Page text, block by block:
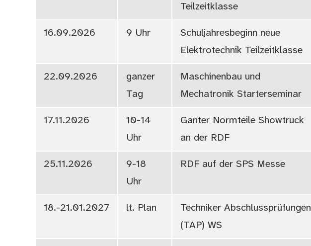
Teilzeitklasse
16.09.2026 9 Uhr
Schuljahresbeginn neue
Elektrotechnik Teilzeitklasse
22.09.2026
ganzer
Tag
Maschinenbau und
Mechatronik Starterseminar
17.11.2026
10-14
Uhr
Ganter Normteile Showtruck
an der RDF
25.11.2026
9-18
Uhr
RDF auf der SPS Messe
18.-21.01.2027 lt. Plan
Techniker Abschlussprüfungen
(TAP) WS